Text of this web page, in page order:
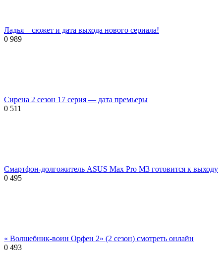
Ладья – сюжет и дата выхода нового сериала!
0 989
Сирена 2 сезон 17 серия — дата премьеры
0 511
Смартфон-долгожитель ASUS Max Pro M3 готовится к выходу
0 495
« Волшебник-воин Орфен 2» (2 сезон) смотреть онлайн
0 493